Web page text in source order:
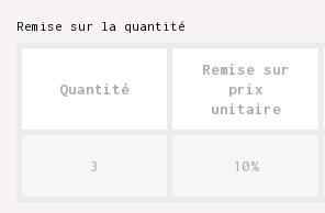
Remise sur la quantité
Quantité
Remise sur
prix
unitaire
3 10%